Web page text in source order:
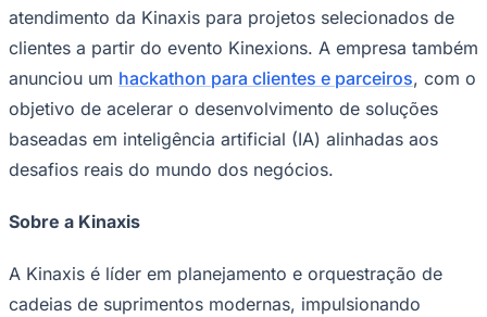
Santos
atendimento da Kinaxis para projetos selecionados de
clientes a partir do evento Kinexions. A empresa também
anunciou um hackathon para clientes e parceiros, com o
objetivo de acelerar o desenvolvimento de soluções
baseadas em inteligência artificial (IA) alinhadas aos
desafios reais do mundo dos negócios.
Sobre a Kinaxis
A Kinaxis é líder em planejamento e orquestração de
cadeias de suprimentos modernas, impulsionando